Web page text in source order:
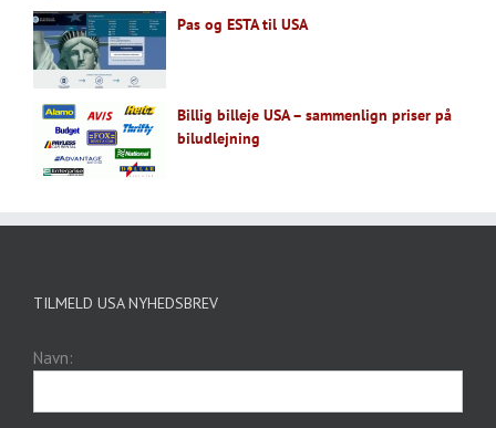
Pas og ESTA til USA
Billig billeje USA – sammenlign priser på
biludlejning
TILMELD USA NYHEDSBREV
Navn: